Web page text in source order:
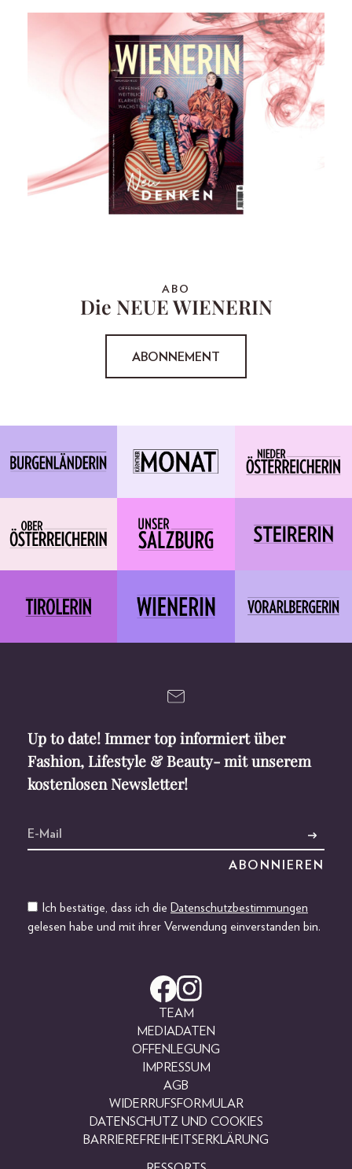
ABO
Die NEUE WIENERIN
ABONNEMENT
Up to date! Immer top informiert über
Fashion, Lifestyle & Beauty- mit unserem
kostenlosen Newsletter!
Ich bestätige, dass ich die Datenschutzbestimmungen
gelesen habe und mit ihrer Verwendung einverstanden bin.
TEAM
MEDIADATEN
OFFENLEGUNG
IMPRESSUM
AGB
WIDERRUFSFORMULAR
DATENSCHUTZ UND COOKIES
BARRIEREFREIHEITSERKLÄRUNG